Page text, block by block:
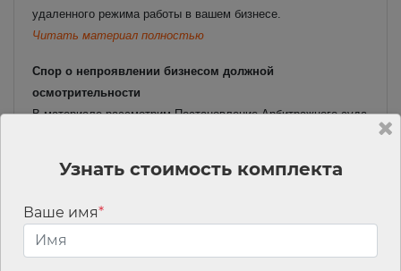
удаленного режима работы в вашем бизнесе.
Читать материал полностью
Спор о непроявлении бизнесом должной
осмотрительности
В материале рассмотрим Постановление Арбитражного суда
выводами налогового органа о получении предприятием
Читать материал полностью
Допрос руководителя компании в налоговом органе. Что
Узнать стоимость комплекта
Ваше имя*